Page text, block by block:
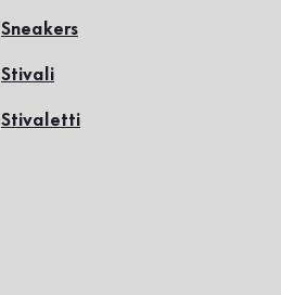
Sneakers
Stivali
Stivaletti